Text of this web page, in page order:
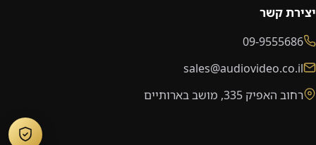
יצירת קשר
09-9555686
sales@audiovideo.co.il
רחוב האפיק 335, מושב בארותיים